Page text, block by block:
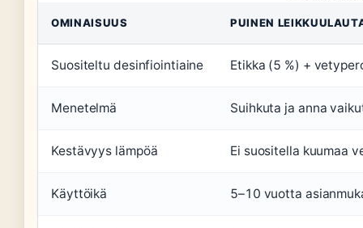
OMINAISUUS PUINEN
Suositeltu desinfiointiaine Etikka (5 %) +
Menetelmä Suihkuta ja anna
Kestävyys lämpöä Ei suositella kuumaa
Käyttöikä 5–10 vuotta